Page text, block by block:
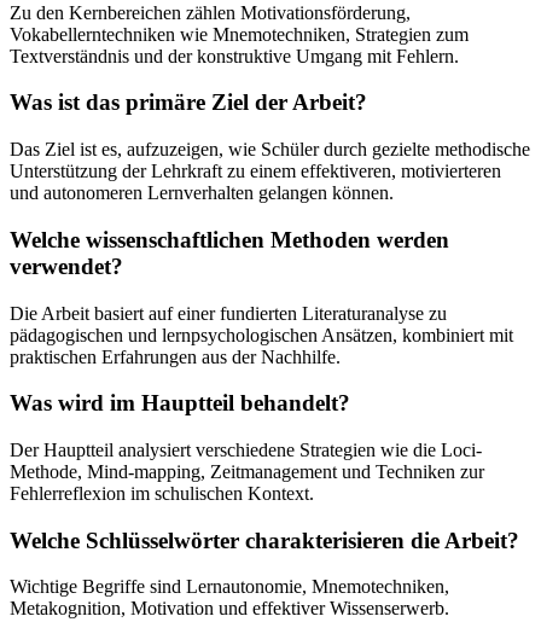
Zu den Kernbereichen zählen Motivationsförderung,
Vokabellerntechniken wie Mnemotechniken, Strategien zum
Textverständnis und der konstruktive Umgang mit Fehlern.
Was ist das primäre Ziel der Arbeit?
Das Ziel ist es, aufzuzeigen, wie Schüler durch gezielte methodische
Unterstützung der Lehrkraft zu einem effektiveren, motivierteren
und autonomeren Lernverhalten gelangen können.
Welche wissenschaftlichen Methoden werden
verwendet?
Die Arbeit basiert auf einer fundierten Literaturanalyse zu
pädagogischen und lernpsychologischen Ansätzen, kombiniert mit
praktischen Erfahrungen aus der Nachhilfe.
Was wird im Hauptteil behandelt?
Der Hauptteil analysiert verschiedene Strategien wie die Loci-
Methode, Mind-mapping, Zeitmanagement und Techniken zur
Fehlerreflexion im schulischen Kontext.
Welche Schlüsselwörter charakterisieren die Arbeit?
Wichtige Begriffe sind Lernautonomie, Mnemotechniken,
Metakognition, Motivation und effektiver Wissenserwerb.